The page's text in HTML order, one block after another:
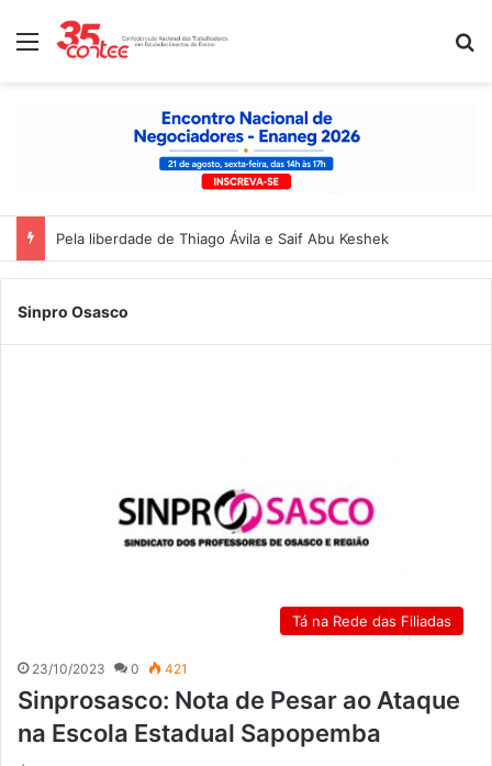
Menu
Pela liberdade de Thiago Ávila e Saif Abu Keshek
Sinpro Osasco
Tá na Rede das Filiadas
23/10/2023 0 421
Sinprosasco: Nota de Pesar ao Ataque
na Escola Estadual Sapopemba